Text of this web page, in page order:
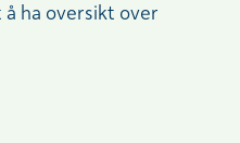
ha oversikt over